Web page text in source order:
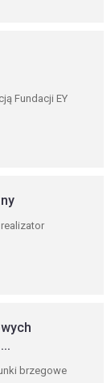
Fundacji EY
brzegowe